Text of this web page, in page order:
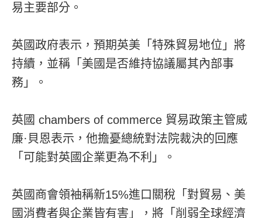
易主要部分。
英國政府表示，預期英美「特殊貿易地位」將
持續，並稱「美國是否維持協議屬其內部事
務」。
英國 chambers of commerce 貿易政策主管威
廉·貝恩表示，他擔憂總統對法院裁決的回應
「可能對英國企業更為不利」。
英國商會領袖稱新15%進口關稅「對貿易、美
國消費者與企業皆有害」，將「削弱全球經濟